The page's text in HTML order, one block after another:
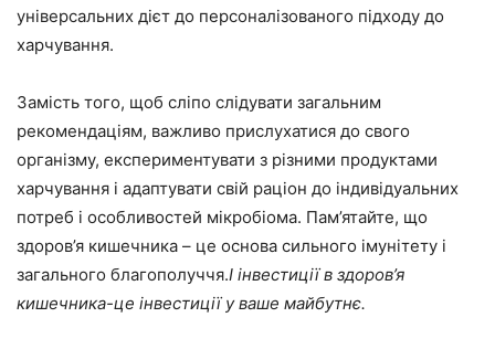
універсальних дієт до персоналізованого підходу до
харчування.
Замість того, щоб сліпо слідувати загальним
рекомендаціям, важливо прислухатися до свого
організму, експериментувати з різними продуктами
харчування і адаптувати свій раціон до індивідуальних
потреб і особливостей мікробіома. Пам’ятайте, що
здоров’я кишечника – це основа сильного імунітету і
загального благополуччя.І інвестиції в здоров’я
кишечника-це інвестиції у ваше майбутнє.